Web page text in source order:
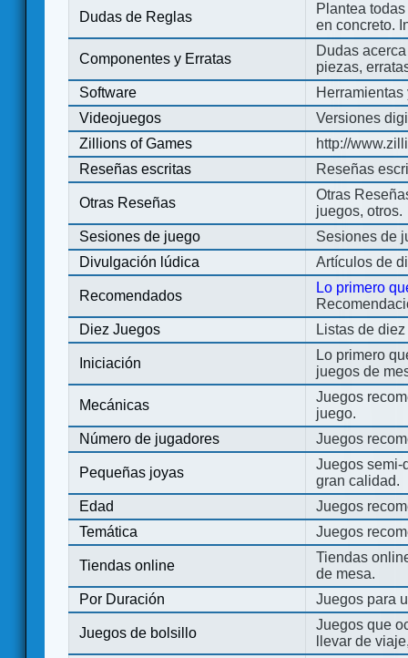
Dudas de Reglas
Plantea
en concreto.
Componentes y Erratas
Dudas
piezas,
Software
Videojuegos
Versiones
Zillions of Games
http://
Reseñas escritas
Reseñas
Otras Reseñas
Otras
juegos, otros.
Sesiones de juego
Sesiones de
Divulgación lúdica
Artículos de
Recomendados
Lo primero
Diez Juegos
Listas de
Iniciación
Lo primero
juegos de
Mecánicas
Juegos
juego.
Número de jugadores
Juegos
Pequeñas joyas
Juegos semi-
gran calidad.
Edad
Juegos
Temática
Juegos
Tiendas online
Tiendas
de mesa.
Por Duración
Juegos para
Juegos de bolsillo
Juegos que
llevar de